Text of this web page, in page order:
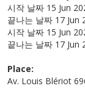
시작 날짜 15 Jun
끝나는 날짜 17 Jun
시작 날짜 15 Jun
끝나는 날짜 17 Jun
Place:
Av. Louis Blériot